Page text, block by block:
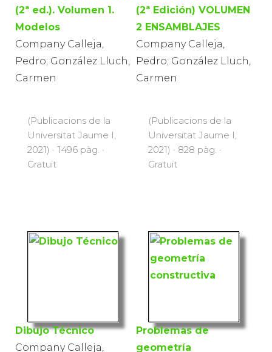
(2ª ed.). Volumen 1.
Modelos
Company Calleja,
Pedro; González Lluch,
Carmen
(Publicacions de la
Universitat Jaume I,
2021) · 1496 pàg. ·
Gratuït
(2ª Edición) VOLUMEN
2 ENSAMBLAJES
Company Calleja,
Pedro; González Lluch,
Carmen
(Publicacions de la
Universitat Jaume I,
2021) · 828 pàg. ·
Gratuït
Dibujo Técnico
Company Calleja,
Problemas de
geometría